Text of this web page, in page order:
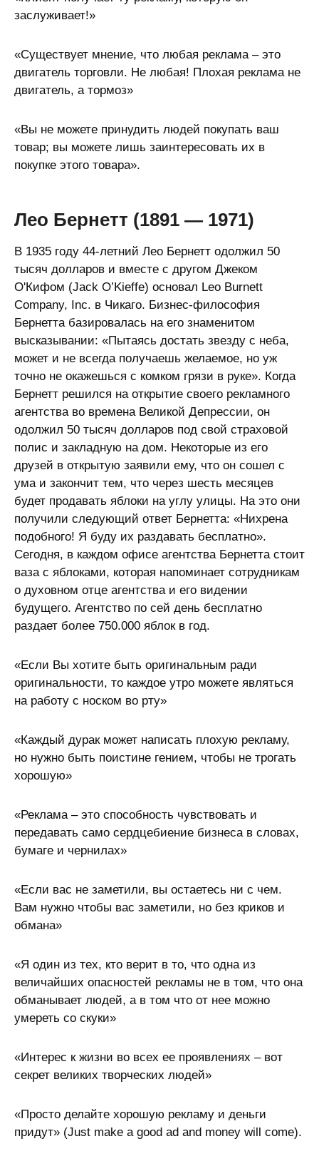
заслуживает!»
«Существует мнение, что любая реклама – это
двигатель торговли. Не любая! Плохая реклама не
двигатель, а тормоз»
«Вы не можете принудить людей покупать ваш
товар; вы можете лишь заинтересовать их в
покупке этого товара».
Лео Бернетт (1891 — 1971)
В 1935 году 44-летний Лео Бернетт одолжил 50
тысяч долларов и вместе с другом Джеком
О'Кифом (Jack O’Kieffe) основал Leo Burnett
Company, Inc. в Чикаго. Бизнес-философия
Бернетта базировалась на его знаменитом
высказывании: «Пытаясь достать звезду с неба,
может и не всегда получаешь желаемое, но уж
точно не окажешься с комком грязи в руке». Когда
Бернетт решился на открытие своего рекламного
агентства во времена Великой Депрессии, он
одолжил 50 тысяч долларов под свой страховой
полис и закладную на дом. Некоторые из его
друзей в открытую заявили ему, что он сошел с
ума и закончит тем, что через шесть месяцев
будет продавать яблоки на углу улицы. На это они
получили следующий ответ Бернетта: «Нихрена
подобного! Я буду их раздавать бесплатно».
Сегодня, в каждом офисе агентства Бернетта стоит
ваза с яблоками, которая напоминает сотрудникам
о духовном отце агентства и его видении
будущего. Агентство по сей день бесплатно
раздает более 750.000 яблок в год.
«Если Вы хотите быть оригинальным ради
оригинальности, то каждое утро можете являться
на работу с носком во рту»
«Каждый дурак может написать плохую рекламу,
но нужно быть поистине гением, чтобы не трогать
хорошую»
«Реклама – это способность чувствовать и
передавать само сердцебиение бизнеса в словах,
бумаге и чернилах»
«Если вас не заметили, вы остаетесь ни с чем.
Вам нужно чтобы вас заметили, но без криков и
обмана»
«Я один из тех, кто верит в то, что одна из
величайших опасностей рекламы не в том, что она
обманывает людей, а в том что от нее можно
умереть со скуки»
«Интерес к жизни во всех ее проявлениях – вот
секрет великих творческих людей»
«Просто делайте хорошую рекламу и деньги
придут» (Just make a good ad and money will come).